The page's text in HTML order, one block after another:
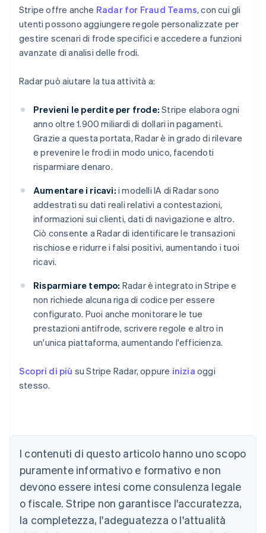
Stripe offre anche Radar for Fraud Teams, con cui gli
utenti possono aggiungere regole personalizzate per
gestire scenari di frode specifici e accedere a funzioni
avanzate di analisi delle frodi.
Radar può aiutare la tua attività a:
Previeni le perdite per frode: Stripe elabora ogni
anno oltre 1.900 miliardi di dollari in pagamenti.
Grazie a questa portata, Radar è in grado di rilevare
e prevenire le frodi in modo unico, facendoti
risparmiare denaro.
Aumentare i ricavi: i modelli IA di Radar sono
addestrati su dati reali relativi a contestazioni,
informazioni sui clienti, dati di navigazione e altro.
Ciò consente a Radar di identificare le transazioni
rischiose e ridurre i falsi positivi, aumentando i tuoi
ricavi.
Risparmiare tempo: Radar è integrato in Stripe e
non richiede alcuna riga di codice per essere
configurato. Puoi anche monitorare le tue
prestazioni antifrode, scrivere regole e altro in
un'unica piattaforma, aumentando l'efficienza.
Scopri di più su Stripe Radar, oppure inizia oggi
stesso.
I contenuti di questo articolo hanno uno scopo
puramente informativo e formativo e non
devono essere intesi come consulenza legale
o fiscale. Stripe non garantisce l'accuratezza,
la completezza, l'adeguatezza o l'attualità
English
Austria
Deutsch English
Belgio
NederlandsFrançaisDeutschEnglish
PortuguêsEnglish
Bulgaria